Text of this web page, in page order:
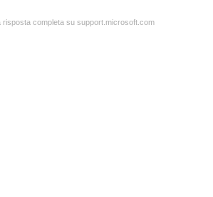
risposta completa su support.microsoft.com